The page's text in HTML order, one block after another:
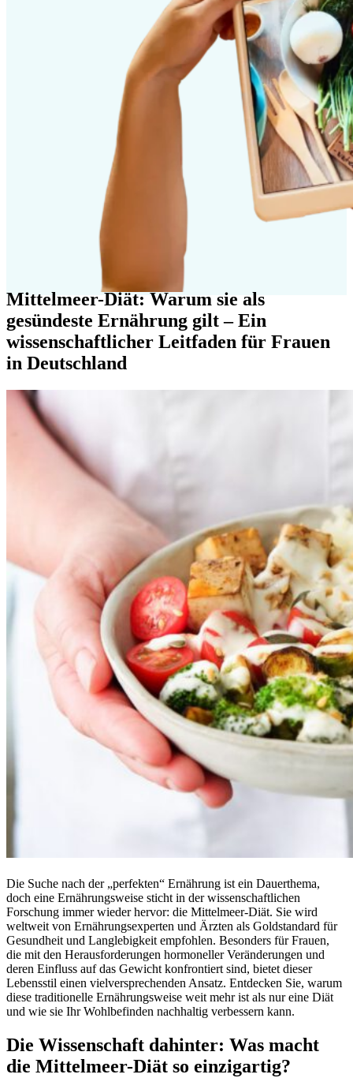
Mittelmeer-Diät: Warum sie als
gesündeste Ernährung gilt – Ein
wissenschaftlicher Leitfaden für Frauen
in Deutschland
Die Suche nach der „perfekten“ Ernährung ist ein Dauerthema,
doch eine Ernährungsweise sticht in der wissenschaftlichen
Forschung immer wieder hervor: die Mittelmeer-Diät. Sie wird
weltweit von Ernährungsexperten und Ärzten als Goldstandard für
Gesundheit und Langlebigkeit empfohlen. Besonders für Frauen,
die mit den Herausforderungen hormoneller Veränderungen und
deren Einfluss auf das Gewicht konfrontiert sind, bietet dieser
Lebensstil einen vielversprechenden Ansatz. Entdecken Sie, warum
diese traditionelle Ernährungsweise weit mehr ist als nur eine Diät
und wie sie Ihr Wohlbefinden nachhaltig verbessern kann.
Die Wissenschaft dahinter: Was macht
die Mittelmeer-Diät so einzigartig?